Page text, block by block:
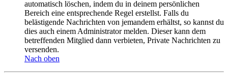
automatisch löschen, indem du in deinem persönlichen
Bereich eine entsprechende Regel erstellst. Falls du
belästigende Nachrichten von jemandem erhältst, so kannst du
dies auch einem Administrator melden. Dieser kann dem
betreffenden Mitglied dann verbieten, Private Nachrichten zu
versenden.
Nach oben